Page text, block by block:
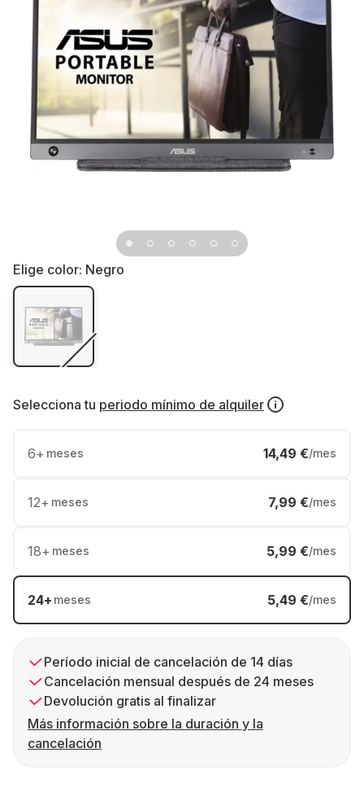
Elige color: Negro
Selecciona tu periodo mínimo de alquiler
6+ meses 14,49 €/mes
12+ meses 7,99 €/mes
18+ meses 5,99 €/mes
24+ meses 5,49 €/mes
Período inicial de cancelación de 14 días
Cancelación mensual después de 24 meses
Devolución gratis al finalizar
Más información sobre la duración y la
cancelación